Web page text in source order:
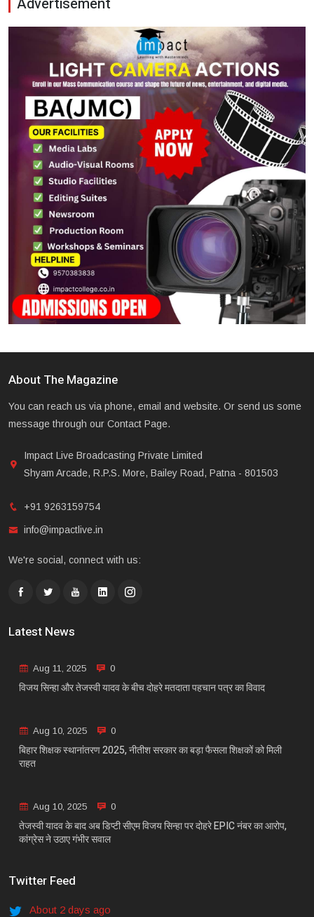
About The Magazine
You can reach us via phone, email and website. Or send us some
message through our Contact Page.
Impact Live Broadcasting Private Limited
Shyam Arcade, R.P.S. More, Bailey Road, Patna - 801503
+91 9263159754
info@impactlive.in
We're social, connect with us:
Latest News
Aug 11, 2025 0
विजय सिन्हा और तेजस्वी यादव के बीच दोहरे मतदाता पहचान पत्र का विवाद
Aug 10, 2025 0
बिहार शिक्षक स्थानांतरण 2025, नीतीश सरकार का बड़ा फैसला शिक्षकों को मिली
राहत
Aug 10, 2025 0
तेजस्वी यादव के बाद अब डिप्टी सीएम विजय सिन्हा पर दोहरे EPIC नंबर का आरोप,
कांग्रेस ने उठाए गंभीर सवाल
Twitter Feed
About 2 days ago